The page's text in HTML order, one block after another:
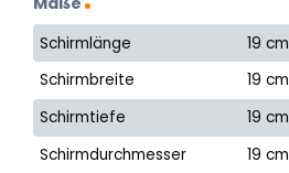
Schirmlänge
19 cm
Schirmbreite
19 cm
Schirmtiefe
19 cm
Schirmdurchmesser
19 cm